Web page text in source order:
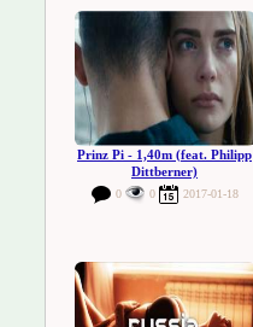
Prinz Pi - 1,40m (feat. Philipp
Dittberner)
0 0 2017-01-18